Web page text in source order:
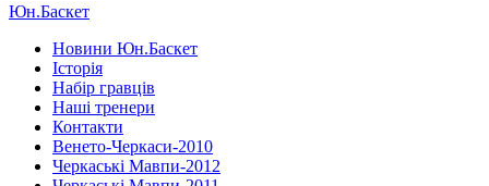
Юн.Баскет
Новини Юн.Баскет
Історія
Набір гравців
Наші тренери
Контакти
Венето-Черкаси-2010
Черкаські Мавпи-2012